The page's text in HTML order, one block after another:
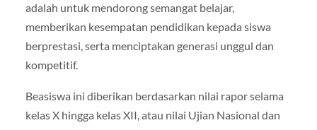
adalah untuk mendorong semangat belajar,
memberikan kesempatan pendidikan kepada siswa
berprestasi, serta menciptakan generasi unggul dan
kompetitif.
Beasiswa ini diberikan berdasarkan nilai rapor selama
kelas X hingga kelas XII, atau nilai Ujian Nasional dan